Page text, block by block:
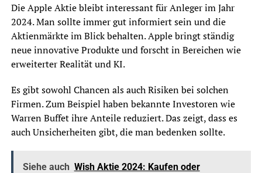
Die Apple Aktie bleibt interessant für Anleger im Jahr
2024. Man sollte immer gut informiert sein und die
Aktienmärkte im Blick behalten. Apple bringt ständig
neue innovative Produkte und forscht in Bereichen wie
erweiterter Realität und KI.
Es gibt sowohl Chancen als auch Risiken bei solchen
Firmen. Zum Beispiel haben bekannte Investoren wie
Warren Buffet ihre Anteile reduziert. Das zeigt, dass es
auch Unsicherheiten gibt, die man bedenken sollte.
Siehe auch Wish Aktie 2024: Kaufen oder